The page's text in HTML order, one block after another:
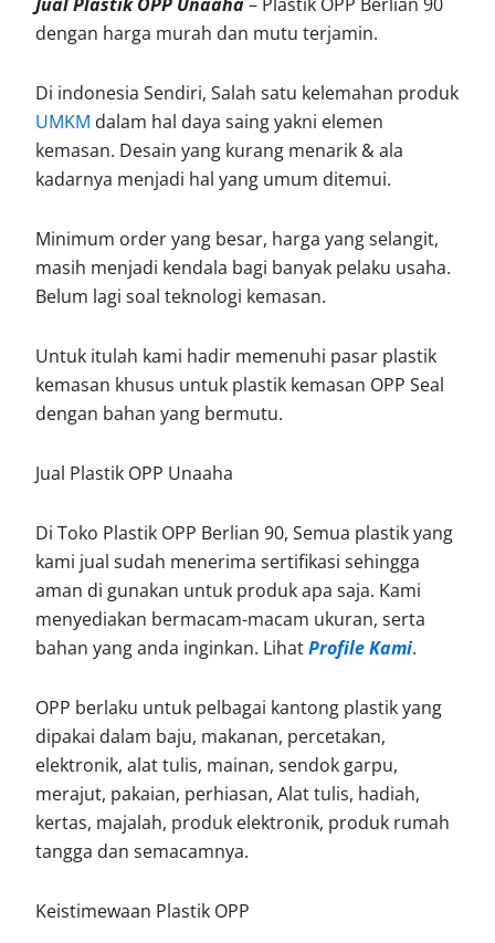
dengan harga murah dan mutu terjamin.
Di indonesia Sendiri, Salah satu kelemahan produk
UMKM dalam hal daya saing yakni elemen
kemasan. Desain yang kurang menarik & ala
kadarnya menjadi hal yang umum ditemui.
Minimum order yang besar, harga yang selangit,
masih menjadi kendala bagi banyak pelaku usaha.
Belum lagi soal teknologi kemasan.
Untuk itulah kami hadir memenuhi pasar plastik
kemasan khusus untuk plastik kemasan OPP Seal
dengan bahan yang bermutu.
Jual Plastik OPP Unaaha
Di Toko Plastik OPP Berlian 90, Semua plastik yang
kami jual sudah menerima sertifikasi sehingga
aman di gunakan untuk produk apa saja. Kami
menyediakan bermacam-macam ukuran, serta
bahan yang anda inginkan. LihatProfile Kami.
OPP berlaku untuk pelbagai kantong plastik yang
dipakai dalam baju, makanan, percetakan,
elektronik, alat tulis, mainan, sendok garpu,
merajut, pakaian, perhiasan, Alat tulis, hadiah,
kertas, majalah, produk elektronik, produk rumah
tangga dan semacamnya.
Keistimewaan Plastik OPP